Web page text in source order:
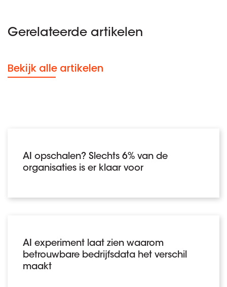
Gerelateerde artikelen
Bekijk alle artikelen
AI opschalen? Slechts 6% van de
organisaties is er klaar voor
AI experiment laat zien waarom
betrouwbare bedrijfsdata het verschil
maakt